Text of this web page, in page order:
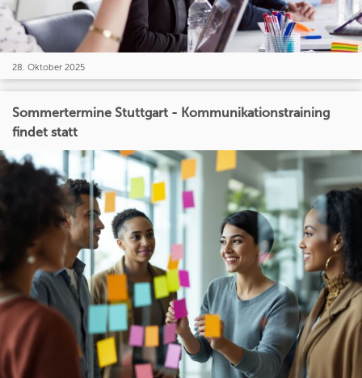
28. Oktober 2025
Sommertermine Stuttgart - Kommunikationstraining
findet statt